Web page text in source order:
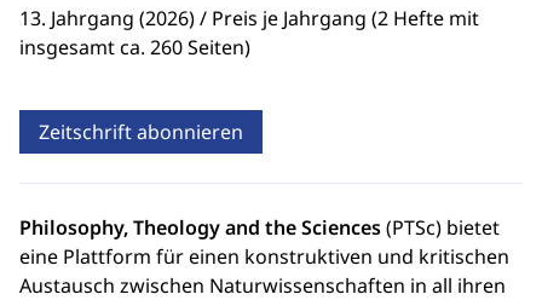
13. Jahrgang (2026) / Preis je Jahrgang (2 Hefte mit
insgesamt ca. 260 Seiten)
Zeitschrift abonnieren
Philosophy, Theology and the Sciences(PTSc) bietet
eine Plattform für einen konstruktiven und kritischen
Austausch zwischen Naturwissenschaften in all ihren